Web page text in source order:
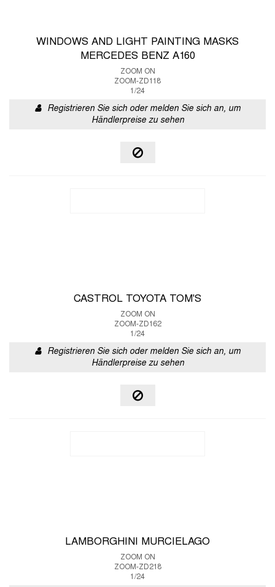
WINDOWS AND LIGHT PAINTING MASKS
MERCEDES BENZ A160
ZOOM ON
ZOOM-ZD118
1/24
Registrieren Sie sich oder melden Sie sich an, um
Händlerpreise zu sehen
CASTROL TOYOTA TOM'S
ZOOM ON
ZOOM-ZD162
1/24
Registrieren Sie sich oder melden Sie sich an, um
Händlerpreise zu sehen
LAMBORGHINI MURCIELAGO
ZOOM ON
ZOOM-ZD218
1/24